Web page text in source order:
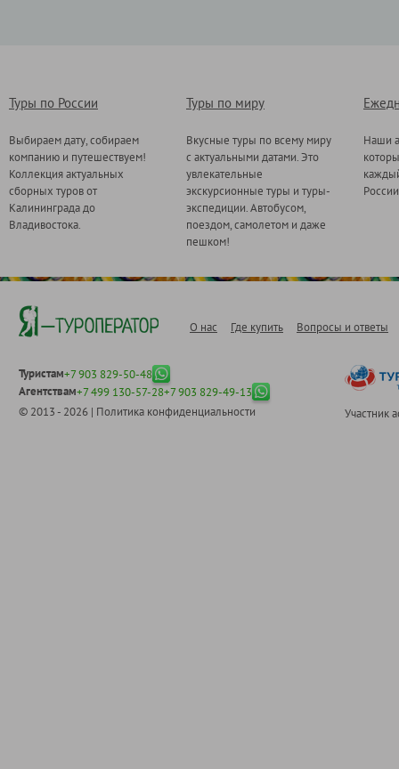
Туры по России
Выбираем дату, собираем
компанию и путешествуем!
Коллекция актуальных
сборных туров от
Калининграда до
Владивостока.
Туры по миру
Вкусные туры по всему миру
с актуальными датами. Это
увлекательные
экскурсионные туры и туры-
экспедиции. Автобусом,
поездом, самолетом и даже
пешком!
Наши
О нас Где купить Вопросы и ответы
Туристам+7 903 829-50-48
Агентствам+7 499 130-57-28+7 903 829-49-13
© 2013 - 2026 | Политика конфиденциальности Участник